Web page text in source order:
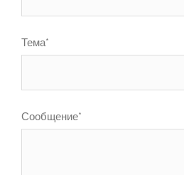
Тема*
Сообщение*